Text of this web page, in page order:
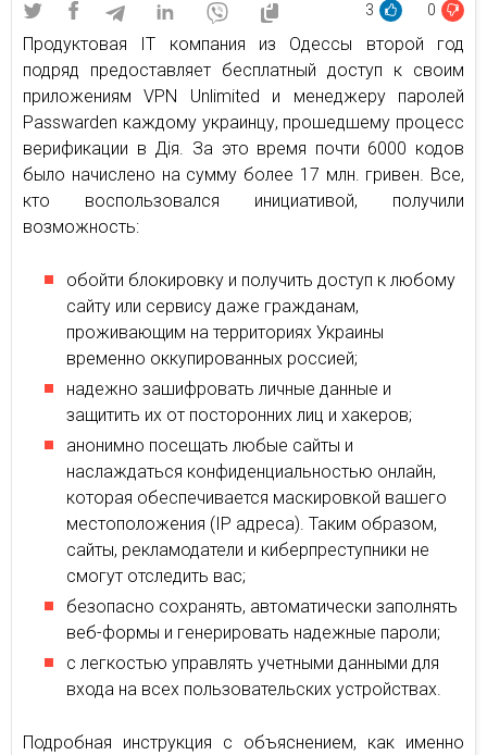
3 0
Продуктовая IT компания из Одессы второй год
подряд предоставляет бесплатный доступ к своим
приложениям VPN Unlimited и менеджеру паролей
Passwarden каждому украинцу, прошедшему процесс
верификации в Дія. За это время почти 6000 кодов
было начислено на сумму более 17 млн. гривен. Все,
кто воспользовался инициативой, получили
возможность:
обойти блокировку и получить доступ к любому
сайту или сервису даже гражданам,
проживающим на территориях Украины
временно оккупированных россией;
надежно зашифровать личные данные и
защитить их от посторонних лиц и хакеров;
анонимно посещать любые сайты и
наслаждаться конфиденциальностью онлайн,
которая обеспечивается маскировкой вашего
местоположения (IP адреса). Таким образом,
сайты, рекламодатели и киберпреступники не
смогут отследить вас;
безопасно сохранять, автоматически заполнять
веб-формы и генерировать надежные пароли;
с легкостью управлять учетными данными для
входа на всех пользовательских устройствах.
Подробная инструкция с объяснением, как именно